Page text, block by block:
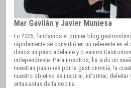
Mar Gavilán y Javier Muniesa
En 2005, fundamos el primer blog
rápidamente se convirtió en un referente en
dimos un paso adelante y creamos
independiente. Para nosotros, ha sido un
nuestras pasiones por la gastronomía, la
nuestro objetivo es inspirar, informar,
entusiastas de la cocina.